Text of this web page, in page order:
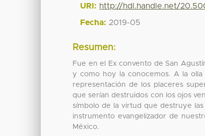
URI: http://hdl.handle.net/
Fecha: 2019-05
Resumen:
Fue en el Ex convento de San
y como hoy la conocemos. A la
representación de los placeres
que serían destruidos con los ojos
símbolo de la virtud que destruye
instrumento evangelizador de
México.